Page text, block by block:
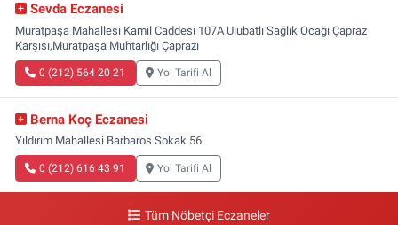
Sevda Eczanesi
Muratpaşa Mahallesi Kamil Caddesi 107A Ulubatlı Sağlık Ocağı Çapraz
Karşısı,Muratpaşa Muhtarlığı Çaprazı
0 (212) 564 20 21 Yol Tarifi Al
Berna Koç Eczanesi
Yıldırım Mahallesi Barbaros Sokak 56
0 (212) 616 43 91 Yol Tarifi Al
Tüm Nöbetçi Eczaneler